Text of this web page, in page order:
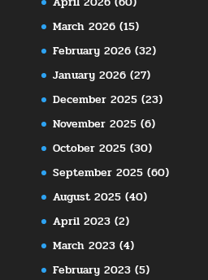
March 2026 (15)
February 2026 (32)
January 2026 (27)
December 2025 (23)
November 2025 (6)
October 2025 (30)
September 2025 (60)
August 2025 (40)
April 2023 (2)
March 2023 (4)
February 2023 (5)